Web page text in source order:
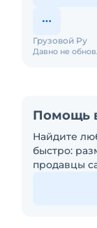
Давно не
Грузовой Ру
Помощь
Найдите
быстро:
продавцы